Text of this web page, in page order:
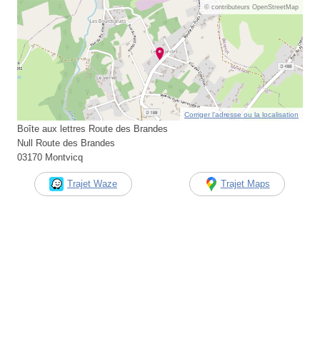
© contributeurs OpenStreetMap
Corriger l’adresse ou la localisation
Boîte aux lettres Route des Brandes
Null Route des Brandes
03170 Montvicq
Trajet Waze Trajet Maps